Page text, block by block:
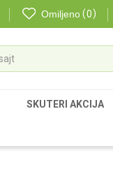
Omiljeno 0
SKUTERI AKCIJA